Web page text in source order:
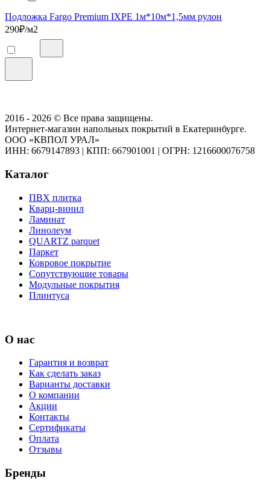
Подложка Fargo Premium IXPE 1м*10м*1,5мм рулон
290₽/м2
2016 - 2026 © Все права защищены.
Интернет-магазин напольных покрытий в Екатеринбурге.
ООО «КВПОЛ УРАЛ»
ИНН: 6679147893 | КПП: 667901001 | ОГРН: 1216600076758
Каталог
ПВХ плитка
Кварц-винил
Ламинат
Линолеум
QUARTZ parquet
Паркет
Ковровое покрытие
Сопутствующие товары
Модульные покрытия
Плинтуса
О нас
Гарантия и возврат
Как сделать заказ
Варианты доставки
О компании
Акции
Контакты
Сертификаты
Оплата
Отзывы
Бренды